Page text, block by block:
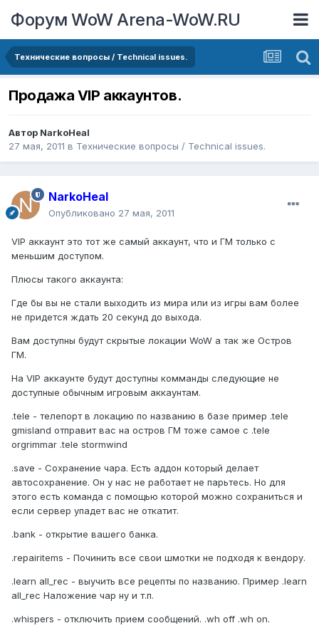
Форум WoW Arena-WoW.RU
Технические вопросы / Technical issues.
Продажа VIP аккаунтов.
Автор NarkoHeal
27 мая, 2011 в Технические вопросы / Technical issues.
NarkoHeal
Опубликовано 27 мая, 2011
VIP аккаунт это тот же самый аккаунт, что и ГМ только с
меньшим доступом.
Плюсы такого аккаунта:
Где бы вы не стали выходить из мира или из игры вам более
не придется ждать 20 секунд до выхода.
Вам доступны будут скрытые локации WoW а так же Остров
ГМ.
На VIP аккаунте будут доступны комманды следующие не
доступные обычным игровым аккаунтам.
.tele - телепорт в локацию по названию в базе пример .tele
gmisland отправит вас на остров ГМ тоже самое с .tele
orgrimmar .tele stormwind
.save - Сохранение чара. Есть аддон который делает
автосохранение. Он у нас не работает не парьтесь. Но для
этого есть команда с помощью которой можно сохраниться и
если сервер упадет вас не откатит.
.bank - открытие вашего банка.
.repairitems - Починить все свои шмотки не подходя к вендору.
.learn all_rec - выучить все рецепты по названию. Пример .learn
all_rec Наложение чар ну и т.п.
.whispers - отключить прием сообщений. .wh off .wh on.